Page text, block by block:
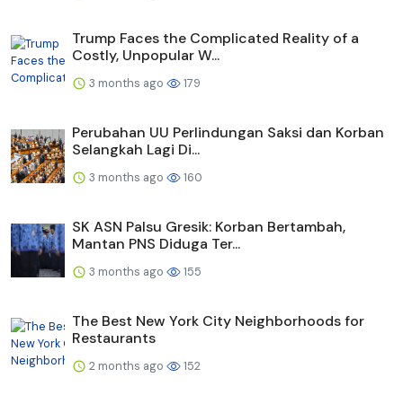
Trump Faces the Complicated Reality of a
Costly, Unpopular W...
3 months ago 179
Perubahan UU Perlindungan Saksi dan Korban
Selangkah Lagi Di...
3 months ago 160
SK ASN Palsu Gresik: Korban Bertambah,
Mantan PNS Diduga Ter...
3 months ago 155
The Best New York City Neighborhoods for
Restaurants
2 months ago 152